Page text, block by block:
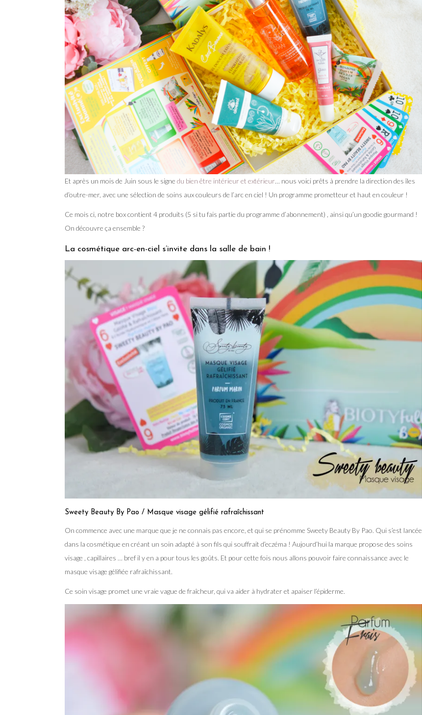
Et après un mois de Juin sous le signe du bien être intérieur et extérieur… nous voici prêts à prendre la direction des îles
d’outre-mer, avec une sélection de soins aux couleurs de l’arc en ciel ! Un programme prometteur et haut en couleur !
Ce mois ci, notre box contient 4 produits (5 si tu fais partie du programme d’abonnement) , ainsi qu’un goodie gourmand !
On découvre ça ensemble ?
La cosmétique arc-en-ciel s’invite dans la salle de bain !
Sweety Beauty By Pao / Masque visage gélifié rafraîchissant
On commence avec une marque que je ne connais pas encore, et qui se prénomme Sweety Beauty By Pao. Qui s’est lancée
dans la cosmétique en créant un soin adapté à son fils qui souffrait d’eczéma ! Aujourd’hui la marque propose des soins
visage , capillaires … bref il y en a pour tous les goûts. Et pour cette fois nous allons pouvoir faire connaissance avec le
masque visage gélifiée rafraîchissant.
Ce soin visage promet une vraie vague de fraîcheur, qui va aider à hydrater et apaiser l’épiderme.